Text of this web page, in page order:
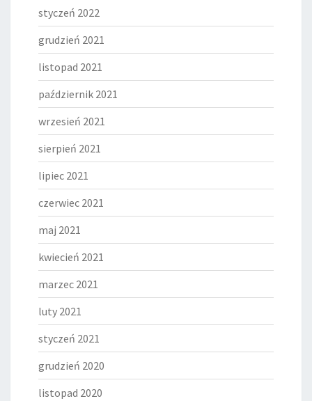
styczeń 2022
grudzień 2021
listopad 2021
październik 2021
wrzesień 2021
sierpień 2021
lipiec 2021
czerwiec 2021
maj 2021
kwiecień 2021
marzec 2021
luty 2021
styczeń 2021
grudzień 2020
listopad 2020